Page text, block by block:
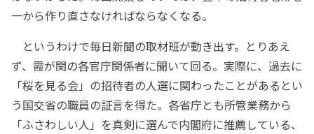
一から作り直さなければならなくなる。
というわけで毎日新聞の取材班が動き出す。とりあえ
ず、霞が関の各官庁関係者に聞いて回る。実際に、過去に
「桜を見る会」の招待者の人選に関わったことがあるとい
う国交省の職員の証言を得た。各省庁とも所管業務から
「ふさわしい人」を真剣に選んで内閣府に推薦している、